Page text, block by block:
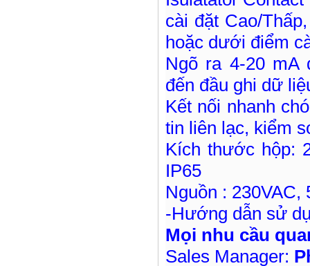
cài đặt Cao/
hoặc dưới điểm
Ngõ ra 4-20 mA
đến đầu ghi dữ
Kết nối nhanh
tin liên lạc, kiểm
Kích thước hộp:
IP65
Nguồn : 230VAC,
-Hướng dẫn sử
Mọi nhu cầu
Sales Manager: